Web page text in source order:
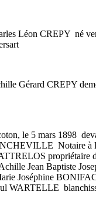
Léon CREPY né
Gérard CREPY
le 5 mars 1898
Notaire à
propriétaire
Jean Baptiste
Joséphine
WARTELLE